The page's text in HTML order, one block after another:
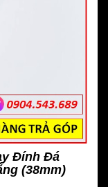
Đính Đá
(38mm)